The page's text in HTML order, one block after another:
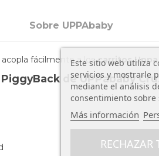
Sobre UPPAbaby
acopla fácilmente a loscarritos Uppa
de UPPababy
Este sitio web utiliza
servicios y mostrarle
mediante el análisis
consentimiento sobre
Más información
RECHAZAR